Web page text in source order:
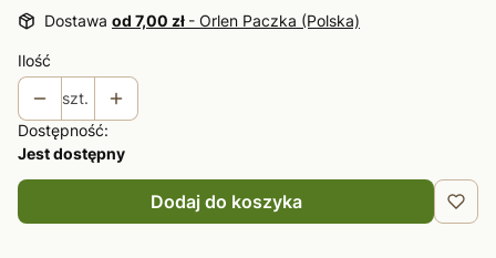
Dostawa od 7,00 zł - Orlen Paczka (Polska)
Ilość
szt.
Dostępność:
Jest dostępny
Dodaj do koszyka